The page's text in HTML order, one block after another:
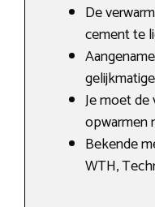
De
cement te
Je moet
opwarmen
Bekende
WTH,